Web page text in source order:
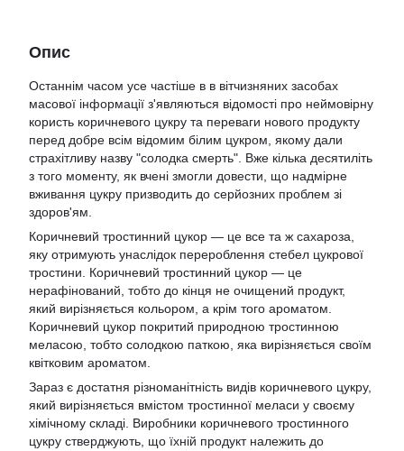
Опис
Останнім часом усе частіше в в вітчизняних засобах
масової інформації з'являються відомості про неймовірну
користь коричневого цукру та переваги нового продукту
перед добре всім відомим білим цукром, якому дали
страхітливу назву "солодка смерть". Вже кілька десятиліть
з того моменту, як вчені змогли довести, що надмірне
вживання цукру призводить до серйозних проблем зі
здоров'ям.
Коричневий тростинний цукор — це все та ж сахароза,
яку отримують унаслідок перероблення стебел цукрової
тростини. Коричневий тростинний цукор — це
нерафінований, тобто до кінця не очищений продукт,
який вирізняється кольором, а крім того ароматом.
Коричневий цукор покритий природною тростинною
меласою, тобто солодкою паткою, яка вирізняється своїм
квітковим ароматом.
Зараз є достатня різноманітність видів коричневого цукру,
який вирізняється вмістом тростинної меласи у своєму
хімічному складі. Виробники коричневого тростинного
цукру стверджують, що їхній продукт належить до